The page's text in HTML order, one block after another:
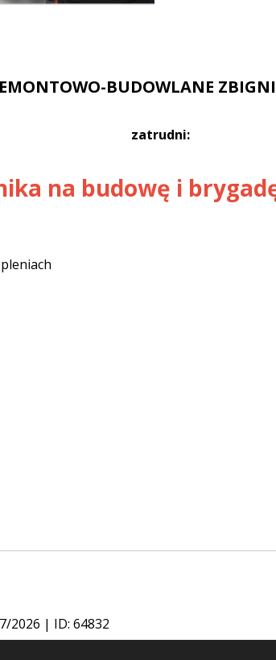
BUDOWLANE
zatrudni:
na budowę i
2026 | ID: 64832